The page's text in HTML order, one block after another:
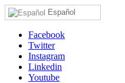
Español
Facebook
Twitter
Instagram
Linkedin
Youtube